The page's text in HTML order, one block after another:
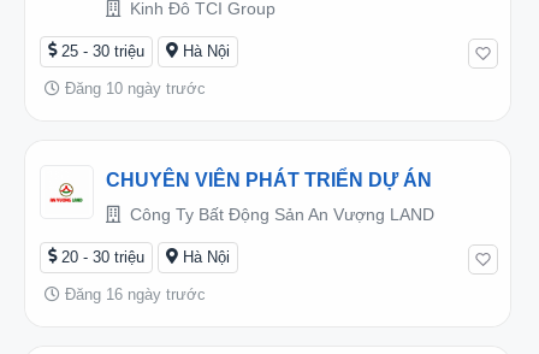
Kinh Đô TCI Group
25 - 30 triệu Hà Nội
Đăng 10 ngày trước
CHUYÊN VIÊN PHÁT TRIỂN DỰ ÁN
Công Ty Bất Động Sản An Vượng LAND
20 - 30 triệu Hà Nội
Đăng 16 ngày trước